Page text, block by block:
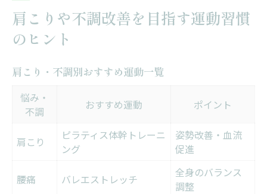
肩こりや不調改善を目指す運動習慣
のヒント
肩こり・不調別おすすめ運動一覧
悩み・
不調
おすすめ運動 ポイント
肩こり
ピラティス体幹トレーニ
ング
姿勢改善・血流
促進
腰痛 バレエストレッチ
全身のバランス
調整